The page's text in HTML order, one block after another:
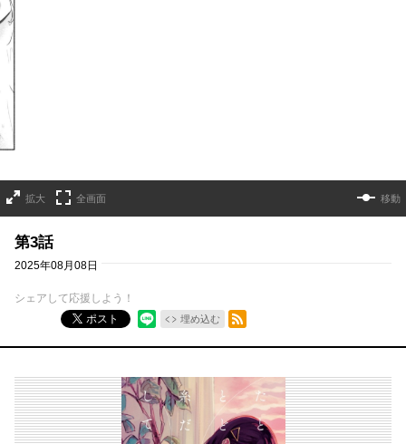
拡大 全画面 移動
第3話
2025年08月08日
シェアして応援しよう！
ポスト
埋め込む
RSSフィード